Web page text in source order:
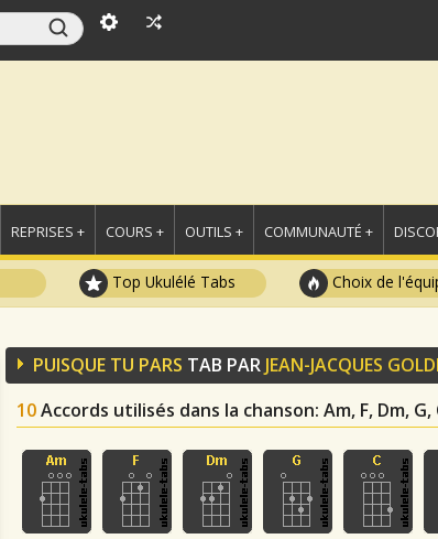
REPRISES + COURS + OUTILS + COMMUNAUTÉ +
Top Ukulélé Tabs Choix de
PUISQUE TU PARS TAB PAR JEAN-JACQUES
10Accords utilisés dans la chanson: Am, F, Dm, G,